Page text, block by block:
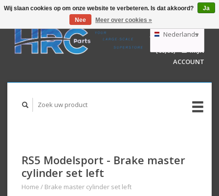
GBP
AUD
Nederlands
Deutsch
English
WINKELWAGEN
(€0,00)
MIJN
ACCOUNT
RS5 Modelsport - Brake master
cylinder set left
Home / Brake master cylinder set left
Wij slaan cookies op om onze website te verbeteren. Is dat akkoord?
Ja
Nee
Meer over cookies »